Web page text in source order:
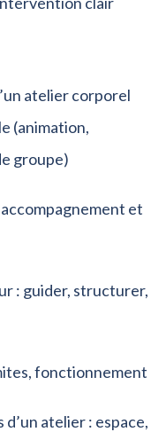
atelier corporel
(animation,
groupe)
et
: guider, structurer,
fonctionnement
atelier : espace,